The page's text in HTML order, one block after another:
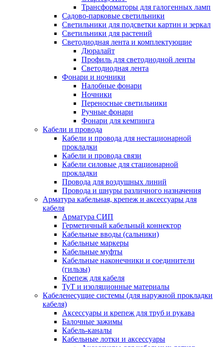
Трансформаторы для галогенных ламп
Садово-парковые светильники
Светильники для подсветки картин и зеркал
Светильники для растений
Светодиодная лента и комплектующие
Дюралайт
Профиль для светодиодной ленты
Светодиодная лента
Фонари и ночники
Налобные фонари
Ночники
Переносные светильники
Ручные фонари
Фонари для кемпинга
Кабели и провода
Кабели и провода для нестационарной
прокладки
Кабели и провода связи
Кабели силовые для стационарной
прокладки
Провода для воздушных линий
Провода и шнуры различного назначения
Арматура кабельная, крепеж и аксессуары для
кабеля
Арматура СИП
Герметичный кабельный коннектор
Кабельные вводы (сальники)
Кабельные маркеры
Кабельные муфты
Кабельные наконечники и соединители
(гильзы)
Крепеж для кабеля
ТуТ и изоляционные материалы
Кабеленесущие системы (для наружной прокладки
кабеля)
Аксессуары и крепеж для труб и рукава
Балочные зажимы
Кабель-каналы
Кабельные лотки и аксессуары